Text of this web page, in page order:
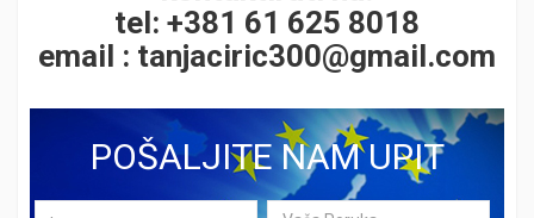
tel: +381 61 625 8018
email : tanjaciric300@gmail.com
POŠALJITE NAM UPIT